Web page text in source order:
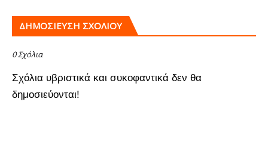
ΔΗΜΟΣΊΕΥΣΗ ΣΧΟΛΊΟΥ
0 Σχόλια
Σχόλια υβριστικά και συκοφαντικά δεν θα
δημοσιεύονται!